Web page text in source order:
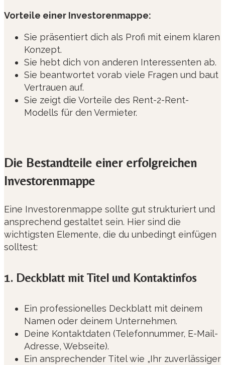
Vorteile einer Investorenmappe:
Sie präsentiert dich als Profi mit einem klaren
Konzept.
Sie hebt dich von anderen Interessenten ab.
Sie beantwortet vorab viele Fragen und baut
Vertrauen auf.
Sie zeigt die Vorteile des Rent-2-Rent-
Modells für den Vermieter.
Die Bestandteile einer erfolgreichen
Investorenmappe
Eine Investorenmappe sollte gut strukturiert und
ansprechend gestaltet sein. Hier sind die
wichtigsten Elemente, die du unbedingt einfügen
solltest:
1. Deckblatt mit Titel und Kontaktinfos
Ein professionelles Deckblatt mit deinem
Namen oder deinem Unternehmen.
Deine Kontaktdaten (Telefonnummer, E-Mail-
Adresse, Webseite).
Ein ansprechender Titel wie „Ihr zuverlässiger